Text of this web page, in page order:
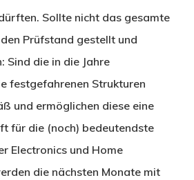
Sollte nicht das gesamte
Prüfstand gestellt und
die in die Jahre
festgefahrenen Strukturen
und ermöglichen diese eine
für die (noch) bedeutendste
Electronics und Home
die nächsten Monate mit